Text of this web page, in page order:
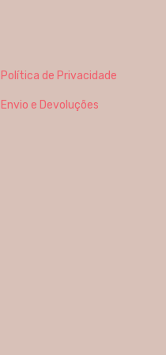
Política de Privacidade
Envio e Devoluções